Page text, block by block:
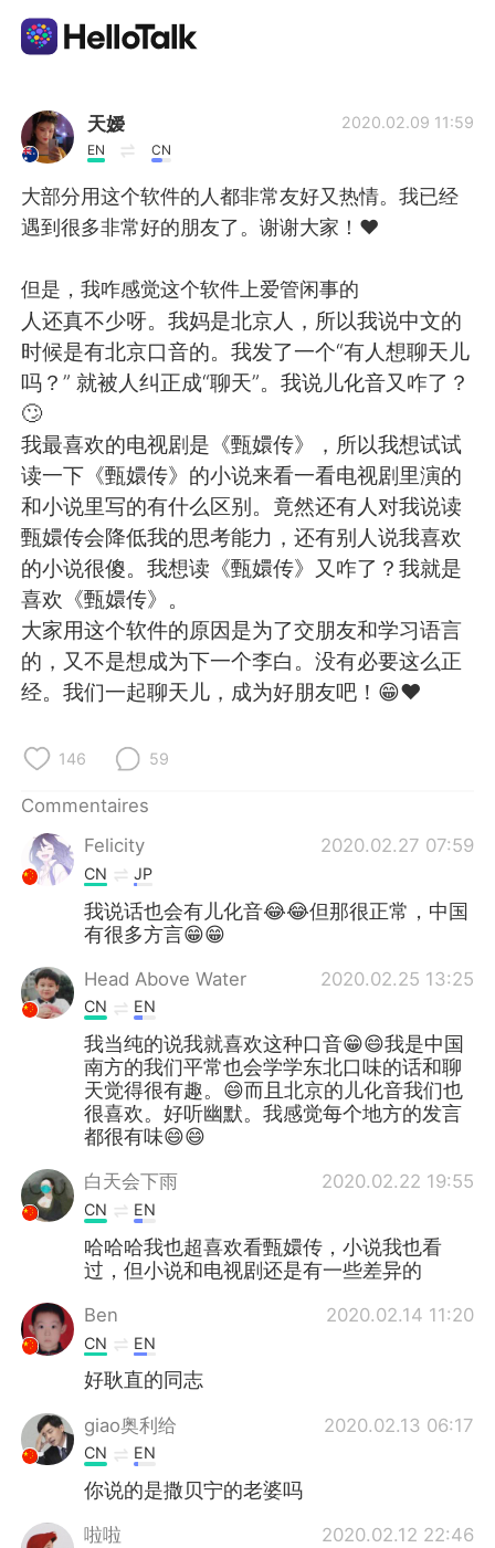
Appli d'échange linguistique
AI Grammar Checker
Français
English 简体中文
繁體中文 Español
العربية Deutsch
日本語 한국어
Русский ไทย
Indonesia
Türkçe Tiếng Việt
天嫒
EN CN
2020.02.09 11:59
大部分用这个软件的人都非常友好又热情。我已经
遇到很多非常好的朋友了。谢谢大家！❤️
但是，我咋感觉这个软件上爱管闲事的
人还真不少呀。我妈是北京人，所以我说中文的
时候是有北京口音的。我发了一个“有人想聊天儿
吗？” 就被人纠正成“聊天”。我说儿化音又咋了？
🙄
我最喜欢的电视剧是《甄嬛传》，所以我想试试
读一下《甄嬛传》的小说来看一看电视剧里演的
和小说里写的有什么区别。竟然还有人对我说读
甄嬛传会降低我的思考能力，还有别人说我喜欢
的小说很傻。我想读《甄嬛传》又咋了？我就是
喜欢《甄嬛传》。
大家用这个软件的原因是为了交朋友和学习语言
的，又不是想成为下一个李白。没有必要这么正
经。我们一起聊天儿，成为好朋友吧！😁❤️
146 59
Commentaires
Felicity
2020.02.27 07:59
CN JP
我说话也会有儿化音😂😂但那很正常，中国
有很多方言😁😁
Head Above Water 2020.02.25 13:25
CN EN
我当纯的说我就喜欢这种口音😁😄我是中国
南方的我们平常也会学学东北口味的话和聊
天觉得很有趣。😄而且北京的儿化音我们也
很喜欢。好听幽默。我感觉每个地方的发言
都很有味😄😄
白天会下雨 2020.02.22 19:55
CN EN
哈哈哈我也超喜欢看甄嬛传，小说我也看
过，但小说和电视剧还是有一些差异的
Ben 2020.02.14 11:20
CN EN
好耿直的同志
giao奥利给 2020.02.13 06:17
CN EN
你说的是撒贝宁的老婆吗
啦啦 2020.02.12 22:46